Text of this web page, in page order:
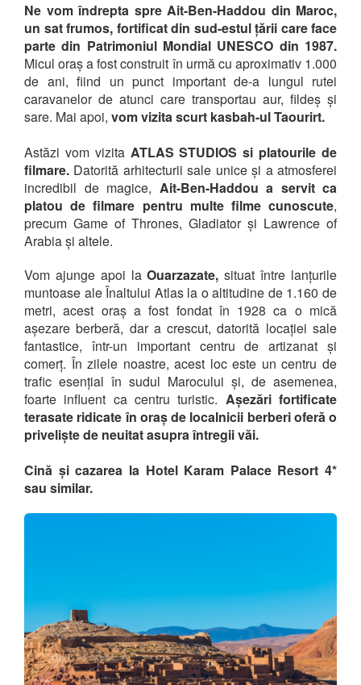
Ne vom îndrepta spre Ait-Ben-Haddou din Maroc,
un sat frumos, fortificat din sud-estul țării care face
parte din Patrimoniul Mondial UNESCO din 1987.
Micul oraș a fost construit în urmă cu aproximativ 1.000
de ani, fiind un punct important de-a lungul rutei
caravanelor de atunci care transportau aur, fildeș și
sare. Mai apoi, vom vizita scurt kasbah-ul Taourirt.
Astăzi vom vizita ATLAS STUDIOS si platourile de
filmare. Datorită arhitecturii sale unice și a atmosferei
incredibil de magice, Ait-Ben-Haddou a servit ca
platou de filmare pentru multe filme cunoscute,
precum Game of Thrones, Gladiator și Lawrence of
Arabia și altele.
Vom ajunge apoi laOuarzazate, situat între lanțurile
muntoase ale Înaltului Atlas la o altitudine de 1.160 de
metri, acest oraș a fost fondat în 1928 ca o mică
așezare berberă, dar a crescut, datorită locației sale
fantastice, într-un important centru de artizanat și
comerț. În zilele noastre, acest loc este un centru de
trafic esențial în sudul Marocului și, de asemenea,
foarte influent ca centru turistic. Așezări fortificate
terasate ridicate în oraș de localnicii berberi oferă o
priveliște de neuitat asupra întregii văi.
Cină și cazarea la Hotel Karam Palace Resort 4*
sau similar.